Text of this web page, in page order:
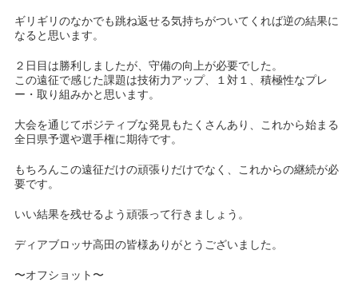
ギリギリのなかでも跳ね返せる気持ちがついてくれば逆の結果に
なると思います。
２日目は勝利しましたが、守備の向上が必要でした。
この遠征で感じた課題は技術力アップ、１対１、積極性なプレ
ー・取り組みかと思います。
大会を通じてポジティブな発見もたくさんあり、これから始まる
全日県予選や選手権に期待です。
もちろんこの遠征だけの頑張りだけでなく、これからの継続が必
要です。
いい結果を残せるよう頑張って行きましょう。
ディアブロッサ高田の皆様ありがとうございました。
〜オフショット〜